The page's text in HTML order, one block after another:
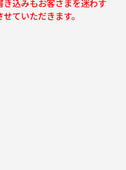
込みもお客さまを迷わす
ていただきます。